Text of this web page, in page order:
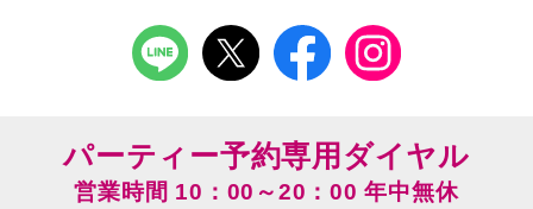
パーティー予約専用ダイヤル
営業時間 10：00～20：00 年中無休